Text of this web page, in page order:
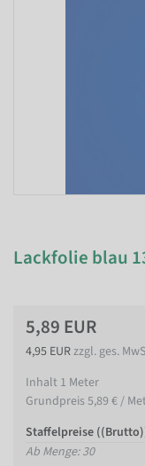
Lackfolie blau
5,89 EUR
4,95 EURzzgl. ges.
Inhalt 1 Meter
Grundpreis5,89 € /
Staffelpreise
Ab Menge: 30